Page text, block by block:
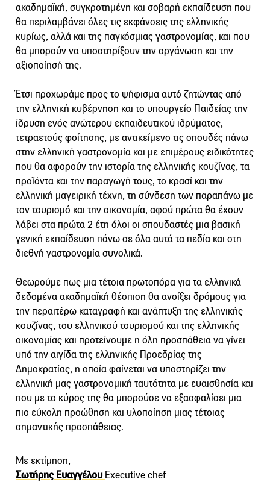
ακαδημαϊκή, συγκροτημένη και σοβαρή εκπαίδευση που
θα περιλαμβάνει όλες τις εκφάνσεις της ελληνικής
κυρίως, αλλά και της παγκόσμιας γαστρονομίας, και που
θα μπορούν να υποστηρίξουν την οργάνωση και την
αξιοποίησή της.
Έτσι προχωράμε προς το ψήφισμα αυτό ζητώντας από
την ελληνική κυβέρνηση και το υπουργείο Παιδείας την
ίδρυση ενός ανώτερου εκπαιδευτικού ιδρύματος,
τετραετούς φοίτησης, με αντικείμενο τις σπουδές πάνω
στην ελληνική γαστρονομία και με επιμέρους ειδικότητες
που θα αφορούν την ιστορία της ελληνικής κουζίνας, τα
προϊόντα και την παραγωγή τους, το κρασί και την
ελληνική μαγειρική τέχνη, τη σύνδεση των παραπάνω με
τον τουρισμό και την οικονομία, αφού πρώτα θα έχουν
λάβει στα πρώτα 2 έτη όλοι οι σπουδαστές μια βασική
γενική εκπαίδευση πάνω σε όλα αυτά τα πεδία και στη
διεθνή γαστρονομία συνολικά.
Θεωρούμε πως μια τέτοια πρωτοπόρα για τα ελληνικά
δεδομένα ακαδημαϊκή θέσπιση θα ανοίξει δρόμους για
την περαιτέρω καταγραφή και ανάπτυξη της ελληνικής
κουζίνας, του ελληνικού τουρισμού και της ελληνικής
οικονομίας και προτείνουμε η όλη προσπάθεια να γίνει
υπό την αιγίδα της ελληνικής Προεδρίας της
Δημοκρατίας, η οποία φαίνεται να υποστηρίζει την
ελληνική μας γαστρονομική ταυτότητα με ευαισθησία και
που με το κύρος της θα μπορούσε να εξασφαλίσει μια
πιο εύκολη προώθηση και υλοποίηση μιας τέτοιας
σημαντικής προσπάθειας.
Με εκτίμηση,
Σωτήρης Ευαγγέλου Executive chef